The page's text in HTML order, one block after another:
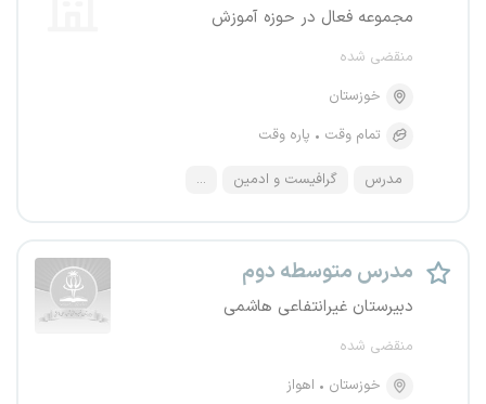
مجموعه فعال در حوزه آموزش
منقضی شده
خوزستان
تمام وقت
پاره وقت
مدرس گرافیست و ادمین ...
مدرس متوسطه دوم
دبیرستان غیرانتفاعی هاشمی
منقضی شده
خوزستان
اهواز